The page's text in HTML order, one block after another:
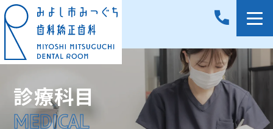
診療科目
MEDICAL